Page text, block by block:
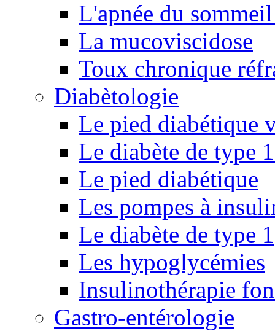
L'apnée du
La mucoviscidose
Toux chronique
Diabètologie
Le pied diabétique
Le diabète de type
Le pied diabétique
Les pompes à
Le diabète de type 1
Les hypoglycémies
Insulinothérapie
Gastro-entérologie